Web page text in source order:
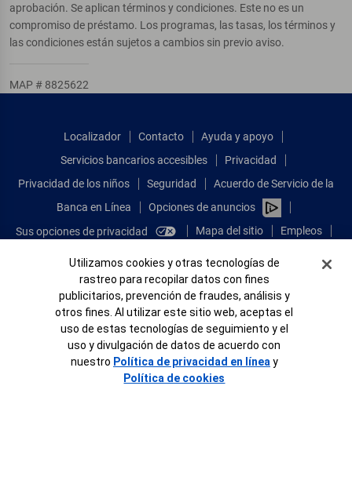
aprobación. Se aplican términos y condiciones. Este no es un
compromiso de préstamo. Los programas, las tasas, los términos y
las condiciones están sujetos a cambios sin previo aviso.
MAP # 8825622
Localizador Contacto
Ayuda y apoyo
Servicios bancarios accesibles
Privacidad
Privacidad de los niños
Seguridad
Acuerdo de Servicio de la
Banca en Línea
Opciones de anuncios
Sus opciones de privacidad
Mapa del sitio Empleos
Comparta sus comentarios
Ver sitio completo de la Banca en Línea
Conéctese con nosotros
Banner de Cookies
Utilizamos cookies y otras tecnologías de
rastreo para recopilar datos con fines
publicitarios, prevención de fraudes, análisis y
otros fines. Al utilizar este sitio web, aceptas el
uso de estas tecnologías de seguimiento y el
uso y divulgación de datos de acuerdo con
nuestro Política de privacidad en línea y
Política de cookies